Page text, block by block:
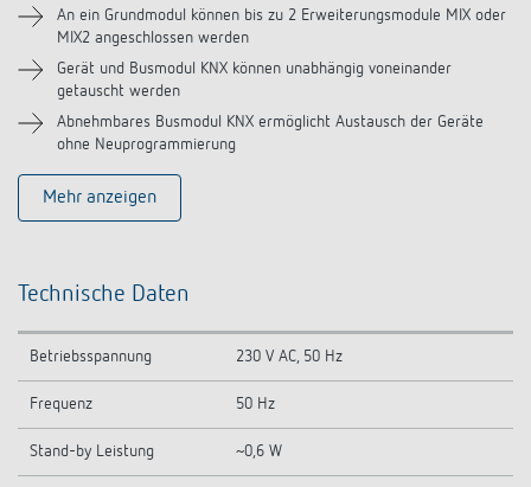
An ein Grundmodul können bis zu 2 Erweiterungsmodule MIX oder
MIX2 angeschlossen werden
Gerät und Busmodul KNX können unabhängig voneinander
getauscht werden
Abnehmbares Busmodul KNX ermöglicht Austausch der Geräte
ohne Neuprogrammierung
Mehr anzeigen
Technische Daten
Betriebsspannung 230 V AC, 50 Hz
Frequenz 50 Hz
Stand-by Leistung ~0,6 W